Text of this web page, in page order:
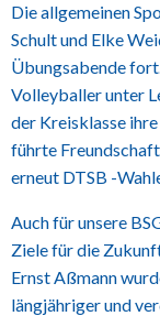
Die allgemeinen
Schult und Elke
Übungsabende
Volleyballer unter
der Kreisklasse
führte
erneut DTSB -
Auch für unsere
Ziele für die
Ernst Aßmann
längjähriger und